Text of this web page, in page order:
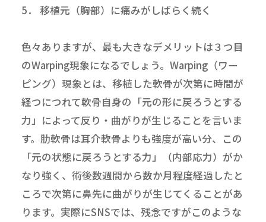
5． 移植元（胸部）に痛みがしばらく続く
色々ありますが、最も大きなデメリットは３つ目
のWarping現象になるでしょう。Warping（ワー
ピング）現象とは、移植した軟骨が次第に時間が
経つにつれて軟骨自身の「元の形に戻ろうとする
力」によって反り・曲がりが生じることを言いま
す。肋軟骨は耳介軟骨よりも強度が高い分、この
「元の状態に戻ろうとする力」（内部応力）がか
なり強く、術後数週間から数か月程度経過したと
ころで次第に鼻先に曲がりが生じてくることがあ
ります。実際にSNSでは、残念ですがこのような